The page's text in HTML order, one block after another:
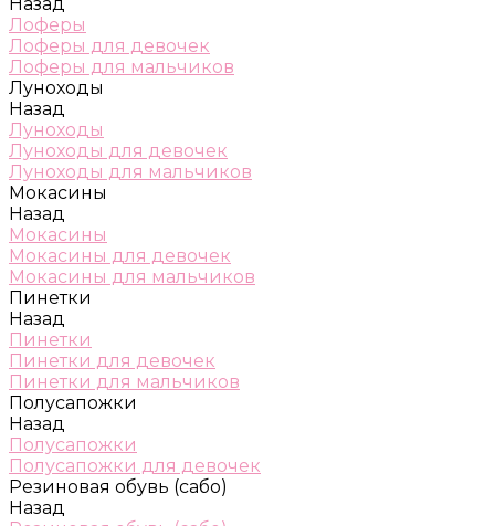
Лоферы
Лоферы для девочек
Лоферы для мальчиков
Луноходы
Назад
Луноходы
Луноходы для девочек
Луноходы для мальчиков
Мокасины
Назад
Мокасины
Мокасины для девочек
Мокасины для мальчиков
Пинетки
Назад
Пинетки
Пинетки для девочек
Пинетки для мальчиков
Полусапожки
Назад
Полусапожки
Полусапожки для девочек
Резиновая обувь (сабо)
Назад